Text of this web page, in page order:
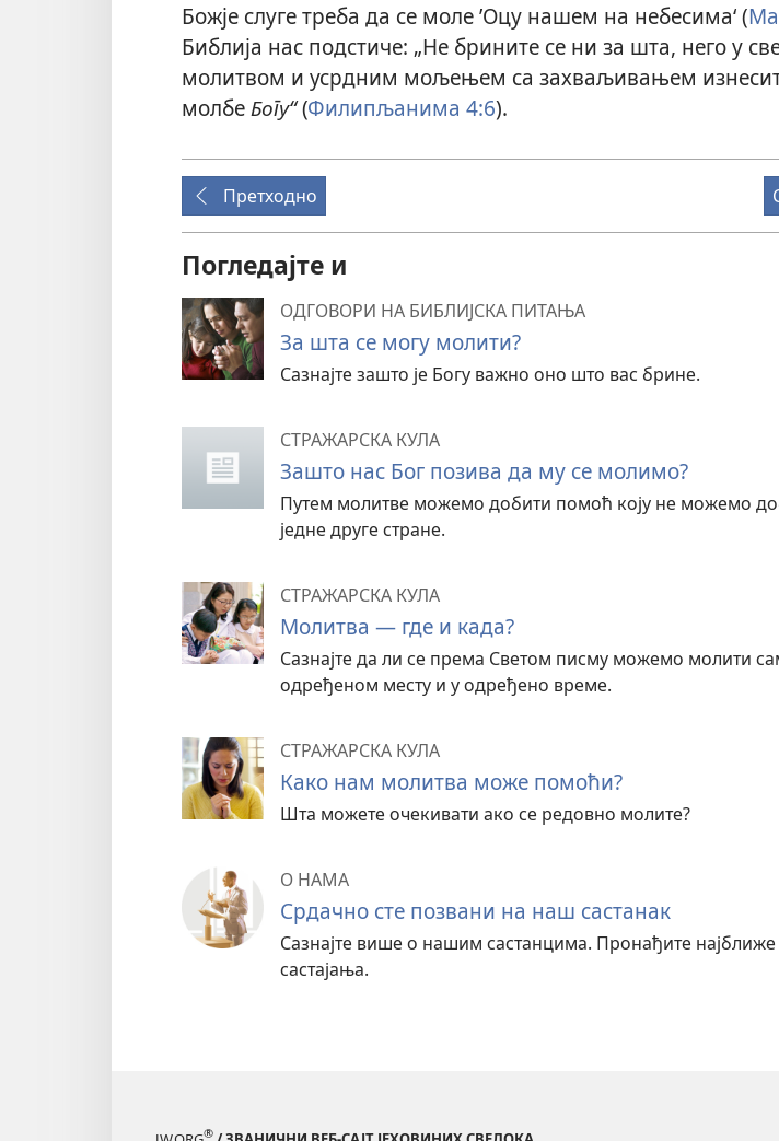
Божје слуге треба да се моле ’Оцу нашем на небесима‘ (
Библија нас подстиче: „Не брините се ни за шта, него у
молитвом и усрдним мољењем са захваљивањем
молбеБогу“(Филипљанима 4:6).
Претходно
Погледајте и
ОДГОВОРИ НА БИБЛИЈСКА ПИТАЊА
За шта се могу молити?
Сазнајте зашто је Богу важно оно што вас брине.
СТРАЖАРСКА КУЛА
Зашто нас Бог позива да му се молимо?
Путем молитве можемо добити помоћ коју не можемо
једне друге стране.
СТРАЖАРСКА КУЛА
Молитва — где и када?
Сазнајте да ли се према Светом писму можемо молити
одређеном месту и у одређено време.
СТРАЖАРСКА КУЛА
Како нам молитва може помоћи?
Шта можете очекивати ако се редовно молите?
О НАМА
Срдачно сте позвани на наш састанак
Сазнајте више о нашим састанцима. Пронађите најближе
састајања.
®